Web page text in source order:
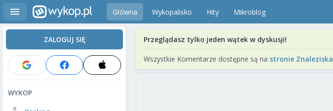
Główna Wykopalisko Hity Mikroblog
ZALOGUJ SIĘ
WYKOP
Przeglądasz tylko jeden wątek w dyskusji!
Wszystkie Komentarze dostępne są na stronie Znaleziska